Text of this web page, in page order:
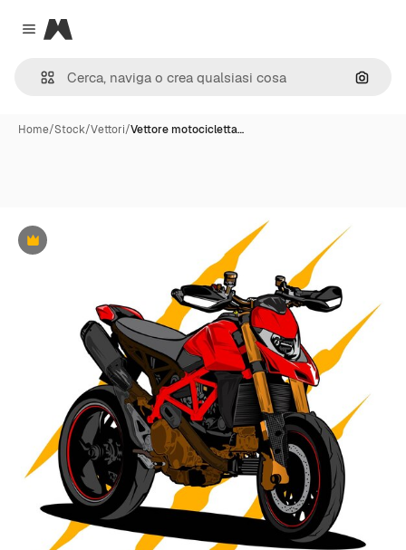
Close menu
Magnific
Cerca
Home/Stock/Vettori/Vettore motocicletta…
Premium